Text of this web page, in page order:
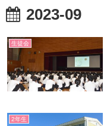
2023-09
生徒会
2年生